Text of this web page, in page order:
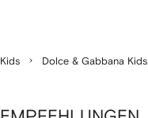
Kids Dolce & Gabbana Kids